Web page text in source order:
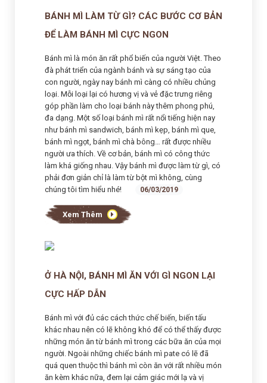
BÁNH MÌ LÀM TỪ GÌ? CÁC BƯỚC CƠ BẢN
ĐỂ LÀM BÁNH MÌ CỰC NGON
Bánh mì là món ăn rất phổ biến của người Việt. Theo
đà phát triển của ngành bánh và sự sáng tạo của
con người, ngày nay bánh mì càng có nhiều chủng
loại. Mỗi loại lại có hương vị và vẻ đặc trưng riêng
góp phần làm cho loại bánh này thêm phong phú,
đa dạng. Một số loại bánh mì rất nổi tiếng hiện nay
như bánh mì sandwich, bánh mì kẹp, bánh mì que,
bánh mì ngọt, bánh mì chà bông… rất được nhiều
người ưa thích. Về cơ bản, bánh mì có công thức
làm khá giống nhau. Vậy bánh mì được làm từ gì, có
phải đơn giản chỉ là làm từ bột mì không, cùng
chúng tôi tìm hiểu nhé!
06/03/2019
Xem Thêm
Ở HÀ NỘI, BÁNH MÌ ĂN VỚI GÌ NGON LẠI
CỰC HẤP DẪN
Bánh mì với đủ các cách thức chế biến, biến tấu
khác nhau nên có lẽ không khó để có thể thấy được
những món ăn từ bánh mì trong các bữa ăn của mọi
người. Ngoài những chiếc bánh mì pate có lẽ đã
quá quen thuộc thì bánh mì còn ăn với rất nhiều món
ăn kèm khác nữa, đem lại cảm giác mới lạ và vị